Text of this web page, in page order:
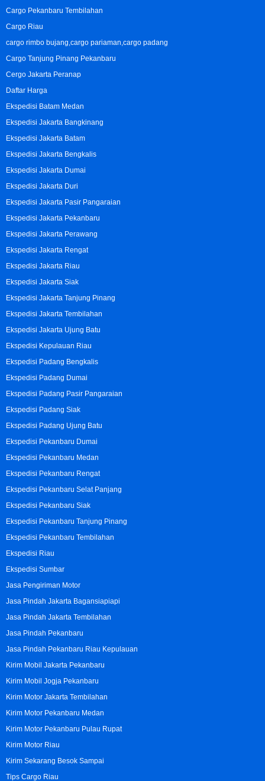
Cargo Pekanbaru Tembilahan
Cargo Riau
cargo rimbo bujang,cargo pariaman,cargo padang
Cargo Tanjung Pinang Pekanbaru
Cergo Jakarta Peranap
Daftar Harga
Ekspedisi Batam Medan
Ekspedisi Jakarta Bangkinang
Ekspedisi Jakarta Batam
Ekspedisi Jakarta Bengkalis
Ekspedisi Jakarta Dumai
Ekspedisi Jakarta Duri
Ekspedisi Jakarta Pasir Pangaraian
Ekspedisi Jakarta Pekanbaru
Ekspedisi Jakarta Perawang
Ekspedisi Jakarta Rengat
Ekspedisi Jakarta Riau
Ekspedisi Jakarta Siak
Ekspedisi Jakarta Tanjung Pinang
Ekspedisi Jakarta Tembilahan
Ekspedisi Jakarta Ujung Batu
Ekspedisi Kepulauan Riau
Ekspedisi Padang Bengkalis
Ekspedisi Padang Dumai
Ekspedisi Padang Pasir Pangaraian
Ekspedisi Padang Siak
Ekspedisi Padang Ujung Batu
Ekspedisi Pekanbaru Dumai
Ekspedisi Pekanbaru Medan
Ekspedisi Pekanbaru Rengat
Ekspedisi Pekanbaru Selat Panjang
Ekspedisi Pekanbaru Siak
Ekspedisi Pekanbaru Tanjung Pinang
Ekspedisi Pekanbaru Tembilahan
Ekspedisi Riau
Ekspedisi Sumbar
Jasa Pengiriman Motor
Jasa Pindah Jakarta Bagansiapiapi
Jasa Pindah Jakarta Tembilahan
Jasa Pindah Pekanbaru
Jasa Pindah Pekanbaru Riau Kepulauan
Kirim Mobil Jakarta Pekanbaru
Kirim Mobil Jogja Pekanbaru
Kirim Motor Jakarta Tembilahan
Kirim Motor Pekanbaru Medan
Kirim Motor Pekanbaru Pulau Rupat
Kirim Motor Riau
Kirim Sekarang Besok Sampai
Tips Cargo Riau